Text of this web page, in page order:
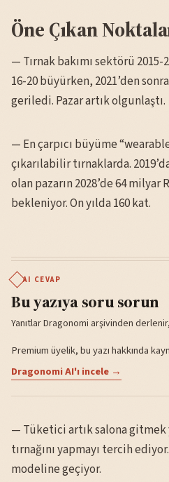
Öne Çıkan
— Tırnak bakımı sektörü 2015-
16-20 büyürken, 2021’den
geriledi. Pazar artık olgunlaştı.
— En çarpıcı büyüme
çıkarılabilir tırnaklarda.
olan pazarın 2028’de 64 milyar
bekleniyor. On yılda 160 kat.
AI CEVAP
Bu yazıya soru sorun
Yanıtlar Dragonomi arşivinden
Premium üyelik, bu yazı hakkında
Dragonomi AI'ı incele →
— Tüketici artık salona
tırnağını yapmayı tercih
modeline geçiyor.